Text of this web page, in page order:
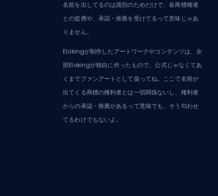
名前を出してるのは識別のためだけで、各商標権者
との提携や、承認・推薦を受けてるって意味じゃあ
りません。
Elokingが制作したアートワークやコンテンツは、全
部Elokingが独自に作ったもので、公式じゃなくてあ
くまでファンアートとして扱ってね。ここで名前が
出てくる商標の権利者とは一切関係ないし、権利者
からの承認・推薦があるって意味でも、そう匂わせ
てるわけでもないよ。